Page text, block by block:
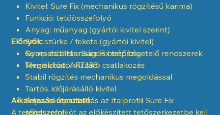
Kivitel: Sure Fix (mechanikus rögzítésű karima)
Funkció: tetőösszefolyó
Anyag: műanyag (gyártói kivitel szerint)
Szín: szürke / fekete (gyártói kivitel)
Kompatibilitás: Sure Fix tetőszigetelő rendszerek
Termékkód: ART.133
Előnyök:
Gyors és biztonságos beépítés
Megbízható, vízzáró csatlakozás
Stabil rögzítés mechanikus megoldással
Tartós, időjárásálló kivitel
Teljes kompatibilitás az Italprofili Sure Fix
rendszerrel
Alkalmazási útmutató:
A tetőösszefolyót az előkészített tetőszerkezetbe kell